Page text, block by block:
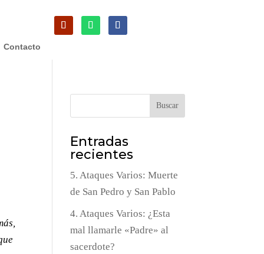
Contacto
Buscar
Entradas
recientes
5. Ataques Varios: Muerte
de San Pedro y San Pablo
4. Ataques Varios: ¿Esta
mal llamarle «Padre» al
sacerdote?